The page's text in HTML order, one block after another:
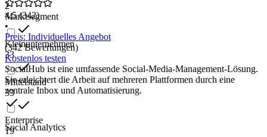
2
Marktsegment
Kleinunternehmen
33
Mittelstand
33
Enterprise
19
4,5(342)
•
Preis: Individuelles Angebot
(342 Bewertungen)
Kostenlos testen
SocialHub ist eine umfassende Social-Media-Management-Lösung.
Sie erleichtert die Arbeit auf mehreren Plattformen durch eine
zentrale Inbox und Automatisierung.
Social Analytics